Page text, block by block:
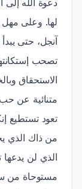
دعوة الله إلى
لها. وعلى
آنجل، حتى
تصحب
الاستحقاق
متنائية عن حب
تعود تستطيع
من ذاك الذي
الذي لن
مستوحاة من